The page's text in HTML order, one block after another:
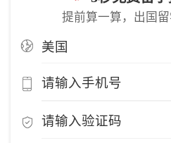
提前算一算，出国留